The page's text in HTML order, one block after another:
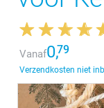
Vanaf0,79
Verzendkosten niet